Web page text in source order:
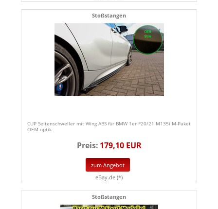
Stoßstangen
CUP Seitenschweller mit Wing ABS für BMW 1er F20/21 M135i M-Paket
OEM optik
Preis: 179,10 EUR
zum Angebot
eBay.de (*)
Stoßstangen